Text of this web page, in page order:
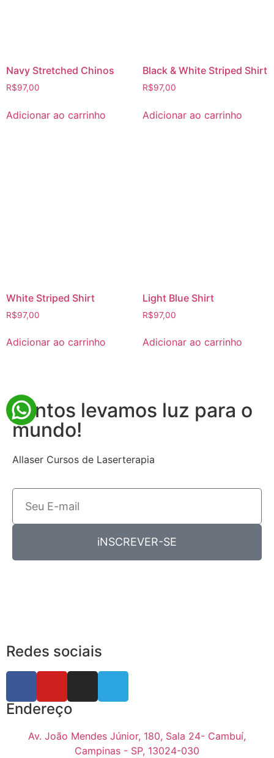
Navy Stretched Chinos
R$97,00
Adicionar ao carrinho
Black & White Striped Shirt
R$97,00
Adicionar ao carrinho
White Striped Shirt
R$97,00
Adicionar ao carrinho
Light Blue Shirt
R$97,00
Adicionar ao carrinho
Juntos levamos luz para o
mundo!
Allaser Cursos de Laserterapia
iNSCREVER-SE
Redes sociais
Endereço
Av. João Mendes Júnior, 180, Sala 24- Cambuí,
Campinas - SP, 13024-030